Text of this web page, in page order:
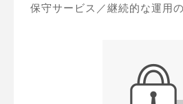
保守サービス／継続的な運用の